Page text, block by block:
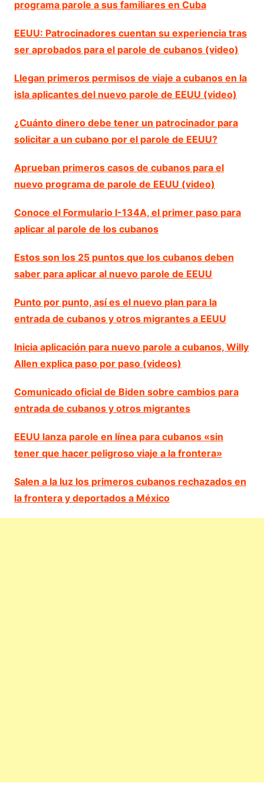
programa parole a sus familiares en Cuba
EEUU: Patrocinadores cuentan su experiencia tras
ser aprobados para el parole de cubanos (video)
Llegan primeros permisos de viaje a cubanos en la
isla aplicantes del nuevo parole de EEUU (video)
¿Cuánto dinero debe tener un patrocinador para
solicitar a un cubano por el parole de EEUU?
Aprueban primeros casos de cubanos para el
nuevo programa de parole de EEUU (video)
Conoce el Formulario I-134A, el primer paso para
aplicar al parole de los cubanos
Estos son los 25 puntos que los cubanos deben
saber para aplicar al nuevo parole de EEUU
Punto por punto, así es el nuevo plan para la
entrada de cubanos y otros migrantes a EEUU
Inicia aplicación para nuevo parole a cubanos, Willy
Allen explica paso por paso (videos)
Comunicado oficial de Biden sobre cambios para
entrada de cubanos y otros migrantes
EEUU lanza parole en línea para cubanos «sin
tener que hacer peligroso viaje a la frontera»
Salen a la luz los primeros cubanos rechazados en
la frontera y deportados a México